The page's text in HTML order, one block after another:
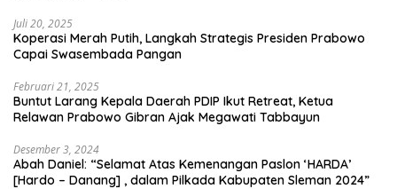
Juli 20, 2025
Koperasi Merah Putih, Langkah Strategis Presiden Prabowo
Capai Swasembada Pangan
Februari 21, 2025
Buntut Larang Kepala Daerah PDIP Ikut Retreat, Ketua
Relawan Prabowo Gibran Ajak Megawati Tabbayun
Desember 3, 2024
Abah Daniel: “Selamat Atas Kemenangan Paslon ‘HARDA’
[Hardo – Danang] , dalam Pilkada Kabupaten Sleman 2024”